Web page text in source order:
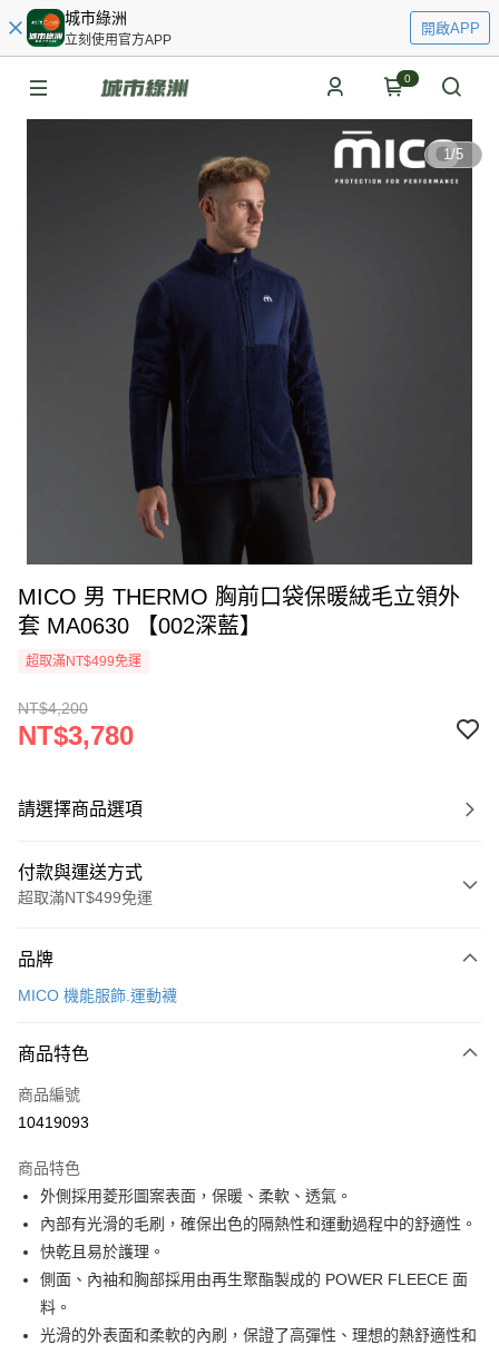
城市綠洲
立刻使用官方APP
開啟APP
0
1/5
MICO 男 THERMO 胸前口袋保暖絨毛立領外
套 MA0630 【002深藍】
超取滿NT$499免運
NT$4,200
NT$3,780
請選擇商品選項
付款與運送方式
超取滿NT$499免運
信用卡一次付款
LINE Pay
Apple Pay
悠遊付
Google Pay
全盈+PAY
大哥付你分期
相關說明
品牌
MICO 機能服飾.運動襪
商品特色
商品編號
10419093
商品特色
外側採用菱形圖案表面，保暖、柔軟、透氣。
內部有光滑的毛刷，確保出色的隔熱性和運動過程中的舒適性。
快乾且易於護理。
側面、內袖和胸部採用由再生聚酯製成的 POWER FLEECE 面
料。
光滑的外表面和柔軟的內刷，保證了高彈性、理想的熱舒適性和